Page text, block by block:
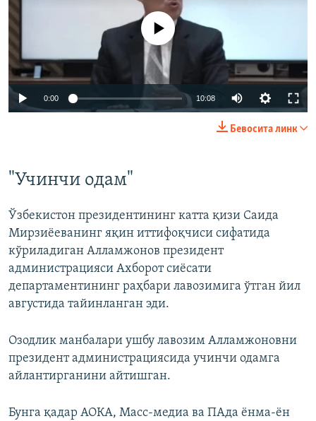
Айни дамда медиа-манба мавжуд эмас
0:00 10:08
1080p
Бевосита линк
"Учинчи одам"
Ўзбекистон президентининг катта қизи Саида
Мирзиёеванинг яқин иттифоқчиси сифатида
кўриладиган Алламжонов президент
администрацияси Ахборот сиёсати
департаментининг раҳбари лавозимига ўтган йил
августида тайинланган эди.
Озодлик манбалари ушбу лавозим Алламжоновни
президент администрациясида учинчи одамга
айлантирганини айтишган.
Бунга қадар АОКА, Масс-медиа ва ПАда ёнма-ён